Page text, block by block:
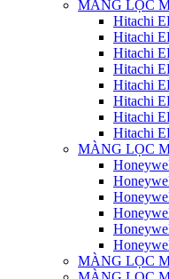
MÀNG LỌC
Hitachi
Hitachi
Hitachi
Hitachi
Hitachi
Hitachi
Hitachi
Hitachi
MÀNG LỌC
MÀNG LỌC